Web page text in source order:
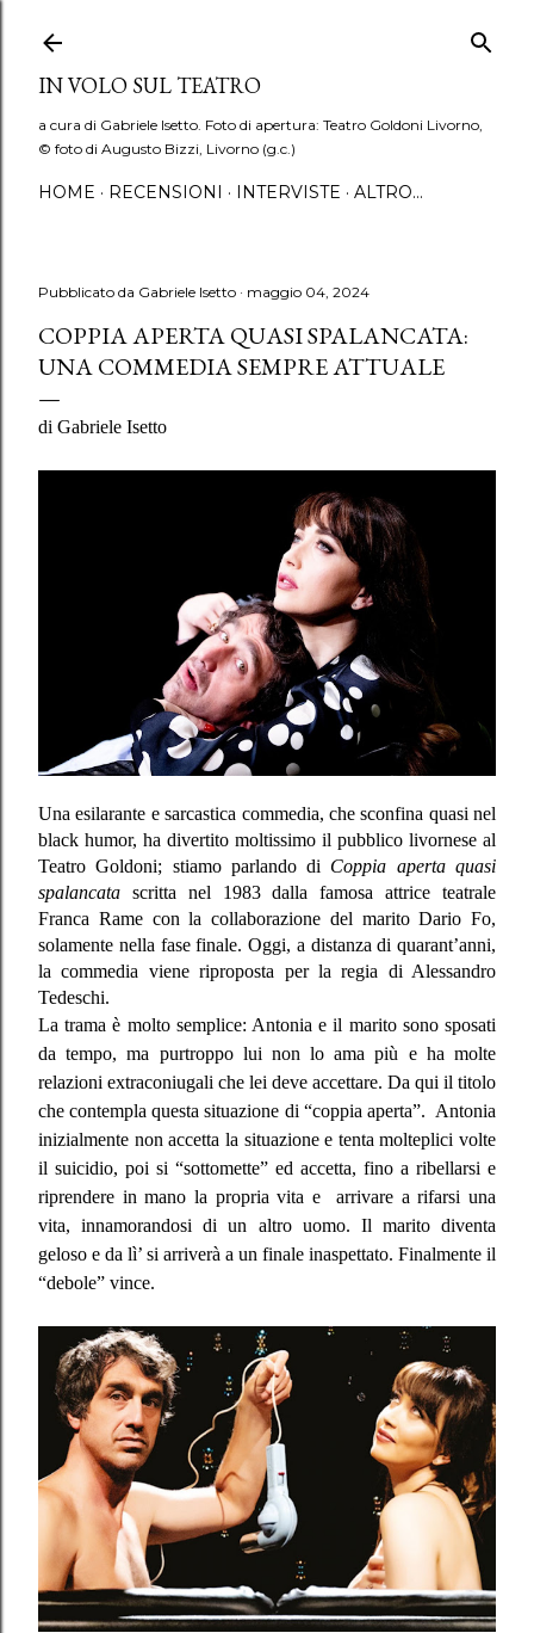
IN VOLO SUL TEATRO
a cura di Gabriele Isetto. Foto di apertura: Teatro Goldoni Livorno,
© foto di Augusto Bizzi, Livorno (g.c.)
HOME RECENSIONI INTERVISTE ALTRO…
Pubblicato da Gabriele Isetto maggio 04, 2024
COPPIA APERTA QUASI SPALANCATA:
UNA COMMEDIA SEMPRE ATTUALE
di Gabriele Isetto
Una esilarante e sarcastica commedia, che sconfina quasi nel
black humor, ha divertito moltissimo il pubblico livornese al
Teatro Goldoni; stiamo parlando di Coppia aperta quasi
spalancata scritta nel 1983 dalla famosa attrice teatrale
Franca Rame con la collaborazione del marito Dario Fo,
solamente nella fase finale. Oggi, a distanza di quarant’anni,
la commedia viene riproposta per la regia di Alessandro
Tedeschi.
La trama è molto semplice: Antonia e il marito sono sposati
da tempo, ma purtroppo lui non lo ama più e ha molte
relazioni extraconiugali che lei deve accettare. Da qui il titolo
che contempla questa situazione di “coppia aperta”. Antonia
inizialmente non accetta la situazione e tenta molteplici volte
il suicidio, poi si “sottomette” ed accetta, fino a ribellarsi e
riprendere in mano la propria vita e
arrivare a rifarsi una
vita, innamorandosi di un altro uomo. Il marito diventa
geloso e da lì’ si arriverà a un finale inaspettato. Finalmente il
“debole” vince.